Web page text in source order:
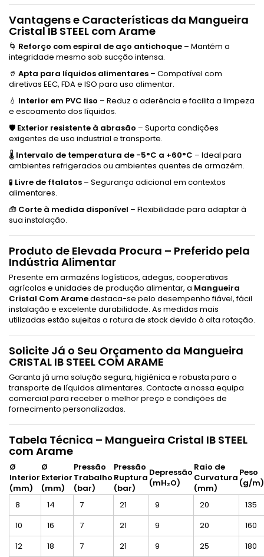
Vantagens e Características da Mangueira
Cristal IB STEEL com Arame
🌀 Reforço com espiral de aço antichoque – Mantém a
integridade mesmo sob sucção intensa.
🥤 Apta para líquidos alimentares – Compatível com
diretivas EEC, FDA e ISO para uso alimentar.
💧 Interior em PVC liso – Reduz a aderência e facilita a limpeza
e escoamento dos líquidos.
🛡️ Exterior resistente à abrasão – Suporta condições
exigentes de uso industrial e transporte.
🌡️ Intervalo de temperatura de -5°C a +60°C – Ideal para
ambientes refrigerados ou ambientes quentes de armazém.
🧪 Livre de ftalatos – Segurança adicional em contextos
alimentares.
🧰 Corte à medida disponível – Flexibilidade para adaptar à
sua instalação.
Produto de Elevada Procura – Preferido pela
Indústria Alimentar
Presente em armazéns logísticos, adegas, cooperativas
agrícolas e unidades de produção alimentar, a Mangueira
Cristal Com Aramedestaca-se pelo desempenho fiável, fácil
instalação e excelente durabilidade. As medidas mais
utilizadas estão sujeitas a rotura de stock devido à alta rotação.
Solicite Já o Seu Orçamento da Mangueira
CRISTAL IB STEEL COM ARAME
Garanta já uma solução segura, higiénica e robusta para o
transporte de líquidos alimentares. Contacte a nossa equipa
comercial para receber o melhor preço e condições de
fornecimento personalizadas.
Tabela Técnica – Mangueira Cristal IB STEEL
com Arame
Ø
Interior
(mm)
Ø
Exterior
(mm)
Pressão
Trabalho
(bar)
Pressão
Ruptura
(bar)
Depressão
(mH₂O)
Raio de
Curvatura
(mm)
Peso
(g/m)
8
14 7 21 9 20
135
10
16 7 21 9 20
160
12
18 7 21 9 25 180